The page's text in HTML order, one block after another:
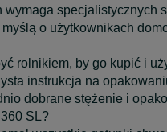
specjalistycznych
o użytkownikach
rolnikiem, by go kupić i
instrukcja na
dobrane stężenie i
SL?